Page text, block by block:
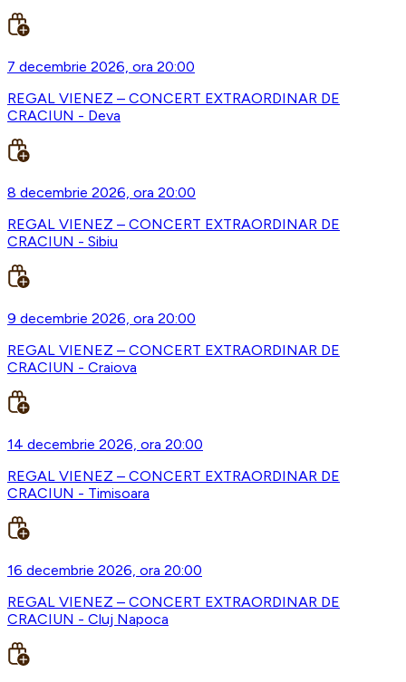
7 decembrie 2026, ora 20:00
REGAL VIENEZ – CONCERT EXTRAORDINAR DE
CRACIUN - Deva
8 decembrie 2026, ora 20:00
REGAL VIENEZ – CONCERT EXTRAORDINAR DE
CRACIUN - Sibiu
9 decembrie 2026, ora 20:00
REGAL VIENEZ – CONCERT EXTRAORDINAR DE
CRACIUN - Craiova
14 decembrie 2026, ora 20:00
REGAL VIENEZ – CONCERT EXTRAORDINAR DE
CRACIUN - Timisoara
16 decembrie 2026, ora 20:00
REGAL VIENEZ – CONCERT EXTRAORDINAR DE
CRACIUN - Cluj Napoca